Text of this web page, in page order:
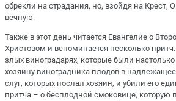
обрекли на страдания, но, взойдя на
вечную.
Также в этот день читается Евангелие о
Христовом и вспоминается несколько
злых виноградарях, которые были
хозяину виноградника плодов в
слуг, которых послал хозяин, и убили его
притча – о бесплодной смоковице, которую